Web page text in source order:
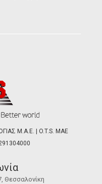
Μ.Α.Ε. | O.T.S. ΜΑΕ
Θεσσαλονίκη